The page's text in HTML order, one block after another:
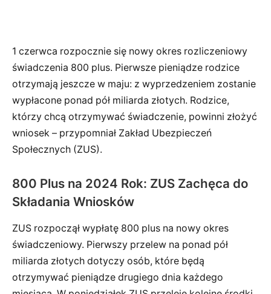
1 czerwca rozpocznie się nowy okres rozliczeniowy
świadczenia 800 plus. Pierwsze pieniądze rodzice
otrzymają jeszcze w maju: z wyprzedzeniem zostanie
wypłacone ponad pół miliarda złotych. Rodzice,
którzy chcą otrzymywać świadczenie, powinni złożyć
wniosek – przypomniał Zakład Ubezpieczeń
Społecznych (ZUS).
800 Plus na 2024 Rok: ZUS Zachęca do
Składania Wniosków
ZUS rozpoczął wypłatę 800 plus na nowy okres
świadczeniowy. Pierwszy przelew na ponad pół
miliarda złotych dotyczy osób, które będą
otrzymywać pieniądze drugiego dnia każdego